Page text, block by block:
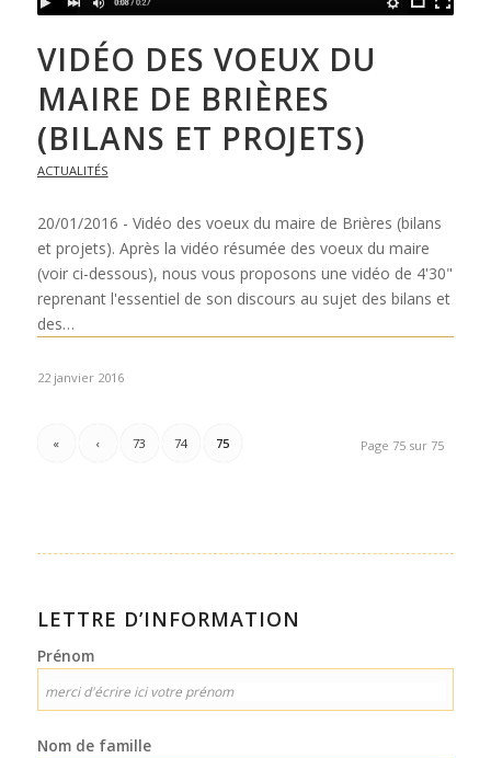
VIDÉO DES VOEUX DU
MAIRE DE BRIÈRES
(BILANS ET PROJETS)
ACTUALITÉS
20/01/2016 - Vidéo des voeux du maire de Brières (bilans
et projets). Après la vidéo résumée des voeux du maire
(voir ci-dessous), nous vous proposons une vidéo de 4'30"
reprenant l'essentiel de son discours au sujet des bilans et
des…
22 janvier 2016
Page 75 sur 75
« ‹ 73 74 75
LETTRE D’INFORMATION
Prénom
Nom de famille